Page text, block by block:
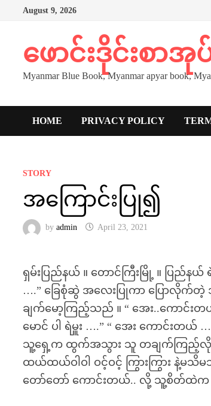
August 9, 2026
ဖောင်းဒိုင်းစာ
Myanmar Blue Book, Myanmar apyar book,
HOME PRIVACY POLICY
STORY
အကြောင်းပြု၍
byadmin April 23, 2021
ရှမ်းပြည်နယ် ။ တောင်ကြီးမြို့ ။ ပြည်နယ်
….” ခြေစုံဆွဲ အလေးပြုကာ ပြောလိုက်
ချက်မော့ကြည့်သည် ။ “ အေး..ကောင်း
မောင် ပါ ရဲမှူး ….” “ အေး ကောင်
သူ့ရှေ့က ထွက်အသွား သူ တချက်ကြည့်လိုက်
ထယ်ထယ်ဝါဝါ ဝင့်ဝင့် ကြွားကြွား နဲ့မသိ
တော်တော် ကောင်းတယ်.. လို့ သူ့စိတ်ထဲ